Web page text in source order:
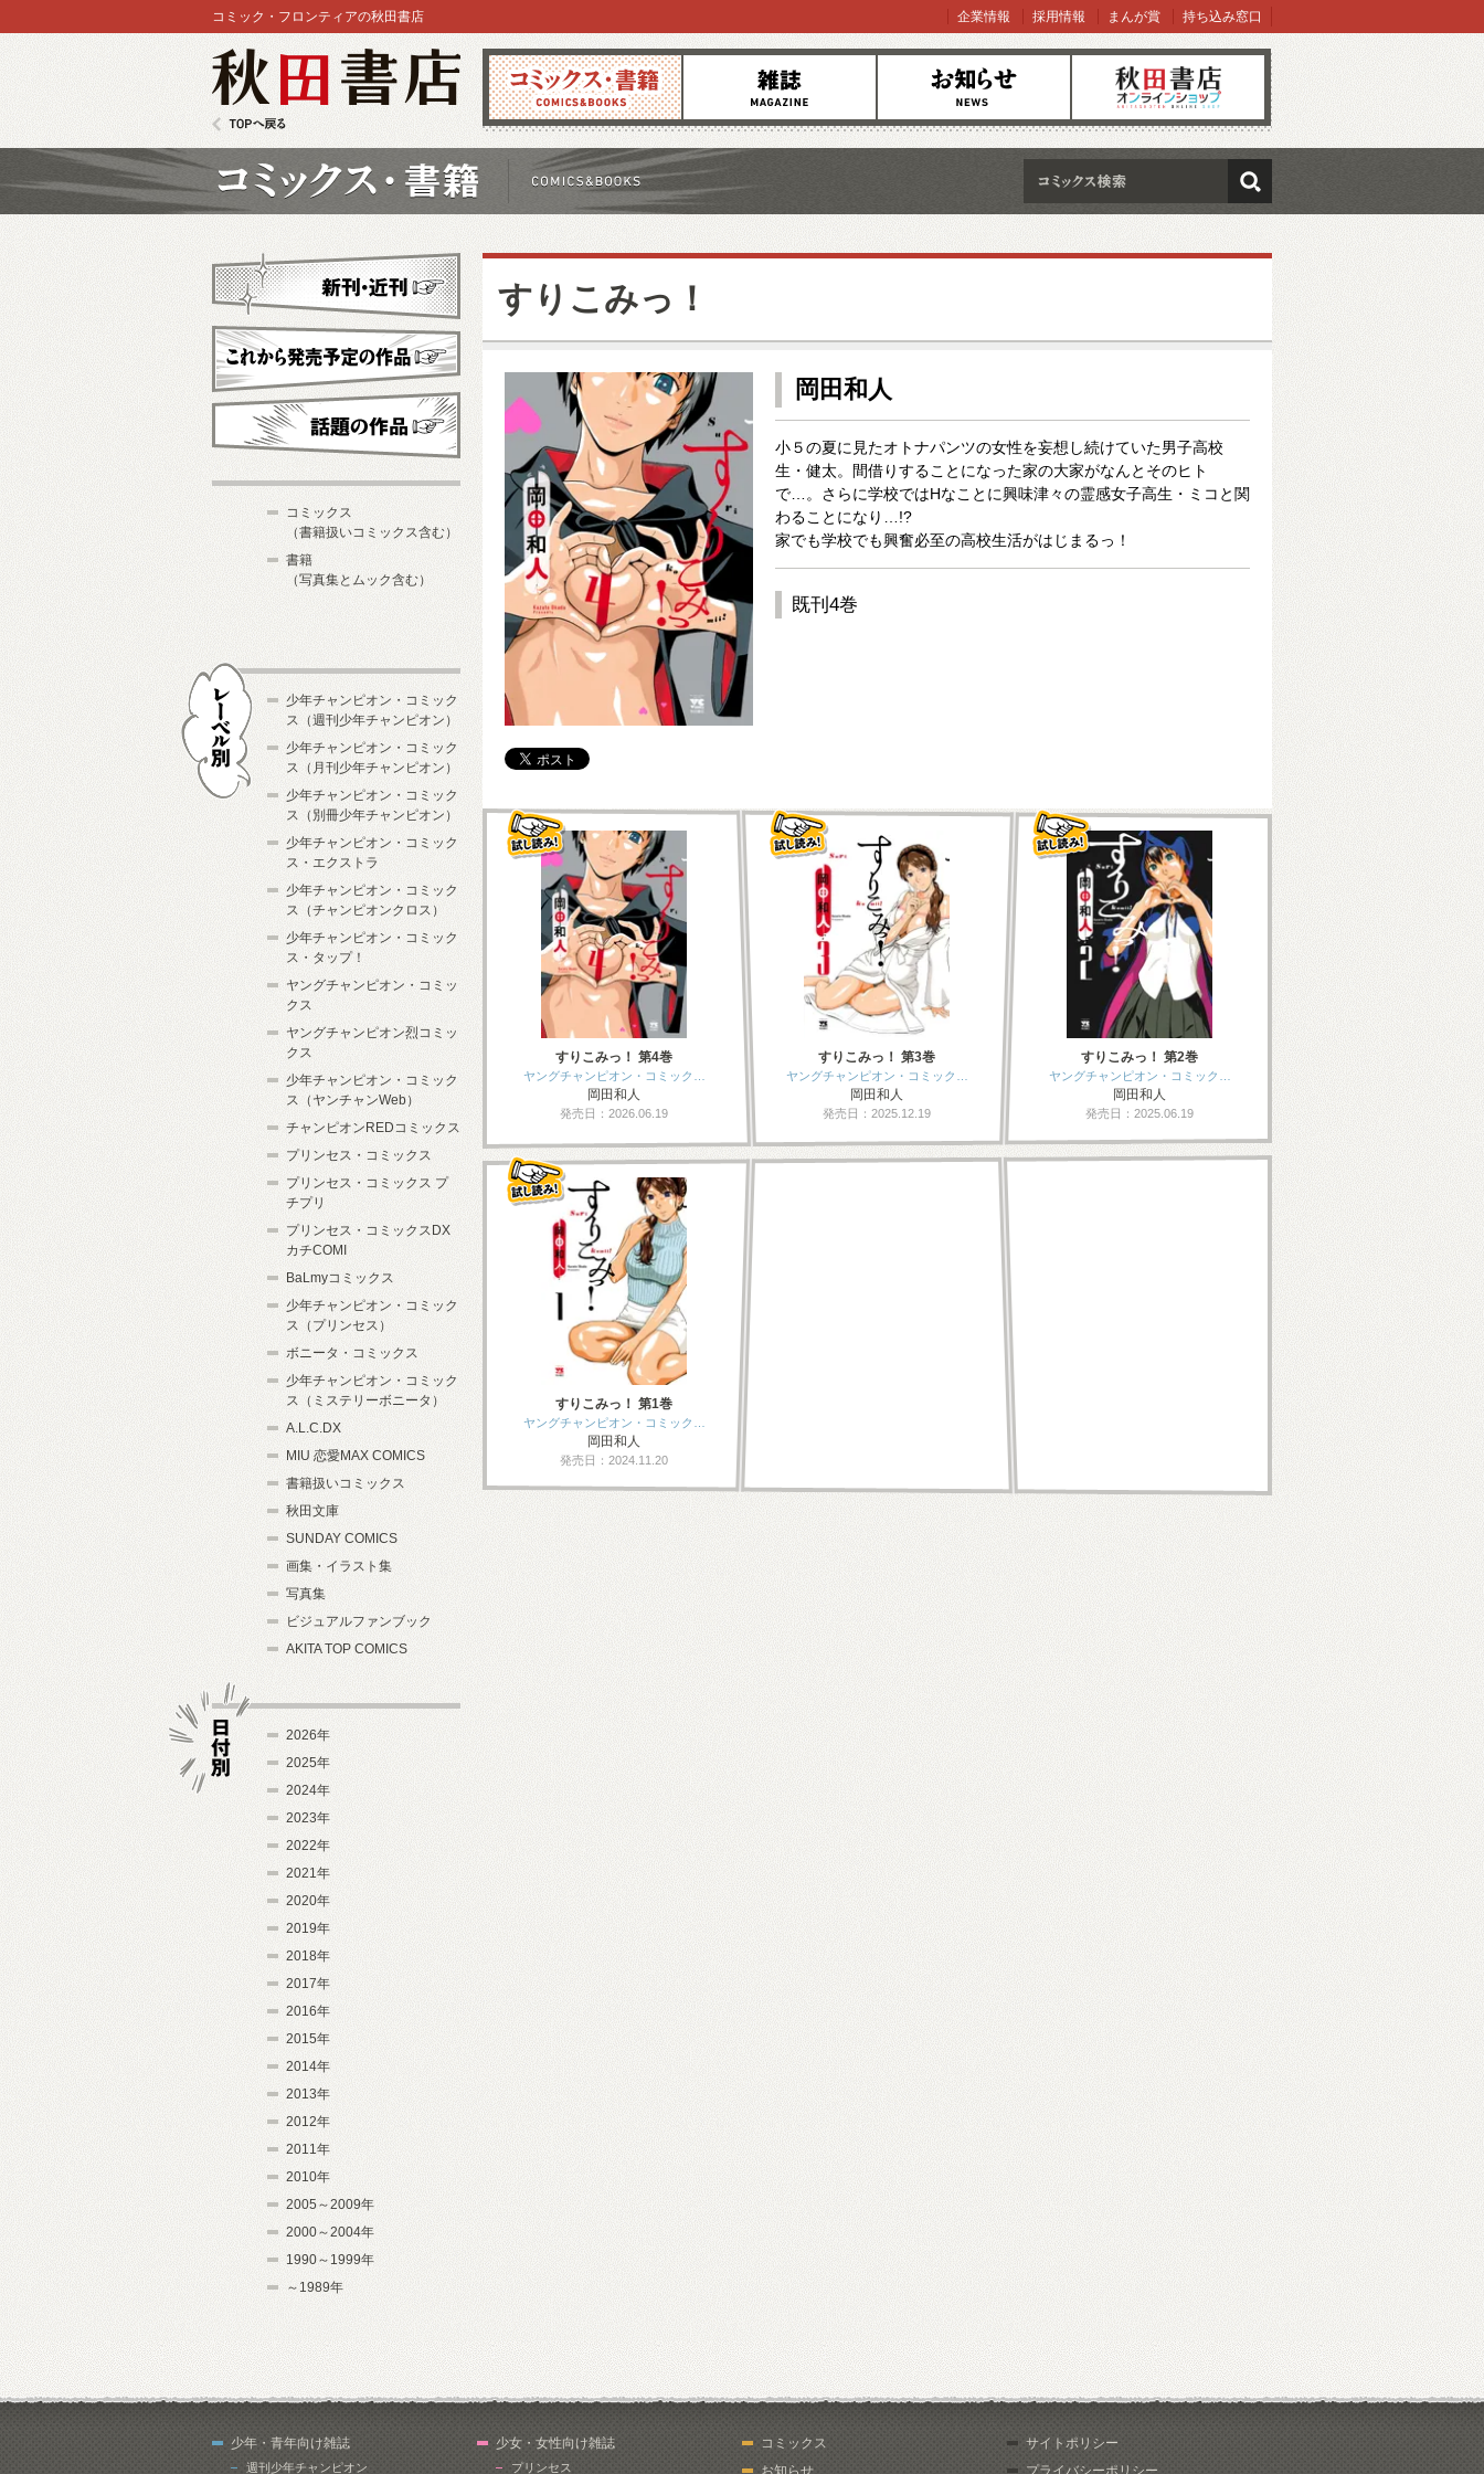
コミックス 雑誌 お知らせ オンラインショップ
コミック・フロンティアの秋田書店 企業情報 採用情報 まんが賞 持ち込み窓口
検索
すりこみっ！
岡田和人
小５の夏に見たオトナパンツの女性を妄想し続けていた男子高校
生・健太。間借りすることになった家の大家がなんとそのヒト
で…。さらに学校ではHなことに興味津々の霊感女子高生・ミコと関
わることになり…!?
家でも学校でも興奮必至の高校生活がはじまるっ！
既刊4巻
すりこみっ！ 第4巻
ヤングチャンピオン・コミック…
岡田和人
発売日：2026.06.19
すりこみっ！ 第3巻
ヤングチャンピオン・コミック…
岡田和人
発売日：2025.12.19
すりこみっ！ 第2巻
ヤングチャンピオン・コミック…
岡田和人
発売日：2025.06.19
すりこみっ！ 第1巻
ヤングチャンピオン・コミック…
岡田和人
発売日：2024.11.20
新刊・近刊
これから発売予定
コミックス
（書籍扱いコミックス含む）
書籍
（写真集とムック含む）
少年チャンピオン・コミック
ス（週刊少年チャンピオン）
少年チャンピオン・コミック
ス（月刊少年チャンピオン）
少年チャンピオン・コミック
ス（別冊少年チャンピオン）
少年チャンピオン・コミック
ス・エクストラ
少年チャンピオン・コミック
ス（チャンピオンクロス）
少年チャンピオン・コミック
ス・タップ！
ヤングチャンピオン・コミッ
クス
ヤングチャンピオン烈コミッ
クス
少年チャンピオン・コミック
ス（ヤンチャンWeb）
チャンピオンREDコミックス
プリンセス・コミックス
プリンセス・コミックス プ
チプリ
プリンセス・コミックスDX
カチCOMI
BaLmyコミックス
少年チャンピオン・コミック
ス（プリンセス）
ボニータ・コミックス
少年チャンピオン・コミック
ス（ミステリーボニータ）
A.L.C.DX
MIU 恋愛MAX COMICS
書籍扱いコミックス
秋田文庫
SUNDAY COMICS
画集・イラスト集
写真集
ビジュアルファンブック
AKITA TOP COMICS
2026年
2025年
2024年
2023年
2022年
2021年
2020年
2019年
2018年
2017年
2016年
2015年
2014年
2013年
2012年
2011年
2010年
2005～2009年
2000～2004年
1990～1999年
～1989年
少年・青年向け雑誌
週刊少年チャンピオン
少女・女性向け雑誌
プリンセス
コミックス
お知らせ
サイトポリシー
プライバシーポリシー